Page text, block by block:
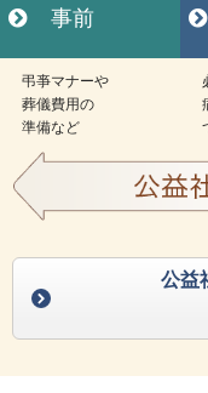
事前
弔亊マナーや
葬儀費用の
準備など
公益